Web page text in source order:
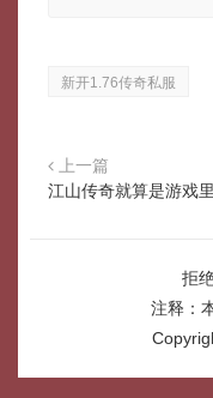
新开1.76传奇私服
上一篇
江山传奇就算是游戏
拒
注释：